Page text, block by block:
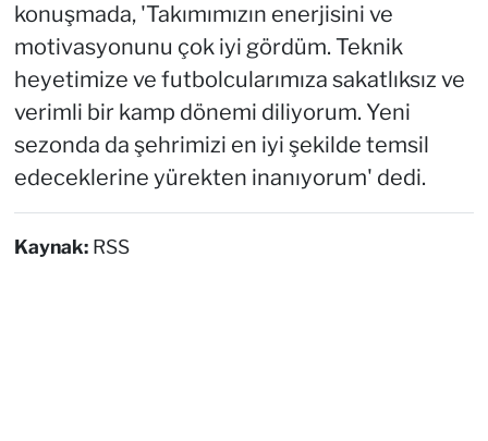
konuşmada, 'Takımımızın enerjisini ve
motivasyonunu çok iyi gördüm. Teknik
heyetimize ve futbolcularımıza sakatlıksız ve
verimli bir kamp dönemi diliyorum. Yeni
sezonda da şehrimizi en iyi şekilde temsil
edeceklerine yürekten inanıyorum' dedi.
Kaynak: RSS